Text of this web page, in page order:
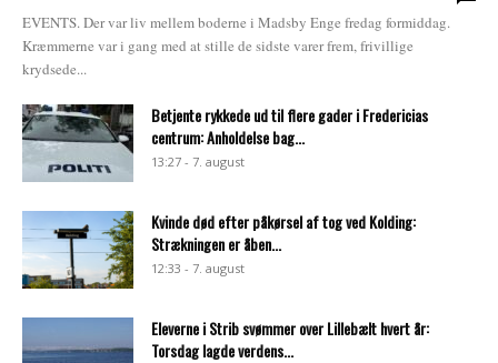
EVENTS. Der var liv mellem boderne i Madsby Enge fredag formiddag.
Kræmmerne var i gang med at stille de sidste varer frem, frivillige
krydsede...
Betjente rykkede ud til flere gader i Fredericias
centrum: Anholdelse bag...
13:27 - 7. august
Kvinde død efter påkørsel af tog ved Kolding:
Strækningen er åben...
12:33 - 7. august
Eleverne i Strib svømmer over Lillebælt hvert år:
Torsdag lagde verdens...